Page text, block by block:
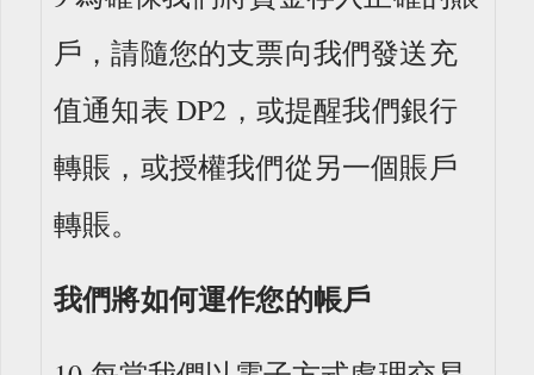
戶，請隨您的支票向我們發送充
值通知表 DP2，或提醒我們銀行
轉賬，或授權我們從另一個賬戶
轉賬。
我們將如何運作您的帳戶